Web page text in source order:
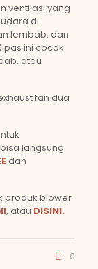
ventilasi yang
di
lembab, dan
ini cocok
atau
fan dua
langsung
dan
produk blower
, atau DISINI.
0